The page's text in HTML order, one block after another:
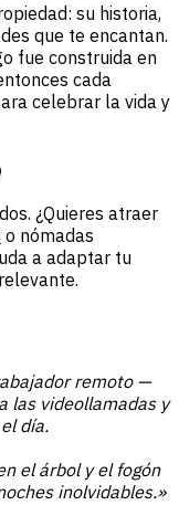
su historia,
que te encantan.
fue construida en
cada
celebrar la vida y
¿Quieres atraer
o nómadas
a adaptar tu
remoto —
las videollamadas y
día.
el árbol y el fogón
inolvidables.»